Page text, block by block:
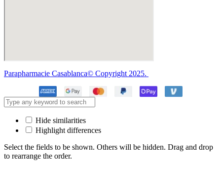
Parapharmacie Casablanca© Copyright 2025.
Hide similarities
Highlight differences
Select the fields to be shown. Others will be hidden. Drag and drop
to rearrange the order.